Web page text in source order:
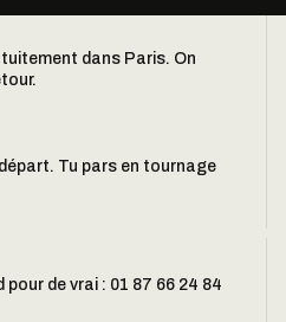
dans Paris. On
Tu pars en tournage
pour de vrai : 01 87 66 24 84